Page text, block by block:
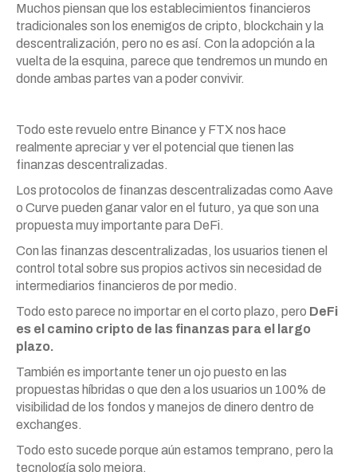
Muchos piensan que los establecimientos financieros
tradicionales son los enemigos de cripto, blockchain y la
descentralización, pero no es así. Con la adopción a la
vuelta de la esquina, parece que tendremos un mundo en
donde ambas partes van a poder convivir.
Todo este revuelo entre Binance y FTX nos hace
realmente apreciar y ver el potencial que tienen las
finanzas descentralizadas.
Los protocolos de finanzas descentralizadas como Aave
o Curve pueden ganar valor en el futuro, ya que son una
propuesta muy importante para DeFi.
Con las finanzas descentralizadas, los usuarios tienen el
control total sobre sus propios activos sin necesidad de
intermediarios financieros de por medio.
Todo esto parece no importar en el corto plazo, pero DeFi
es el camino cripto de las finanzas para el largo
plazo.
También es importante tener un ojo puesto en las
propuestas híbridas o que den a los usuarios un 100% de
visibilidad de los fondos y manejos de dinero dentro de
exchanges.
Todo esto sucede porque aún estamos temprano, pero la
tecnología solo mejora.